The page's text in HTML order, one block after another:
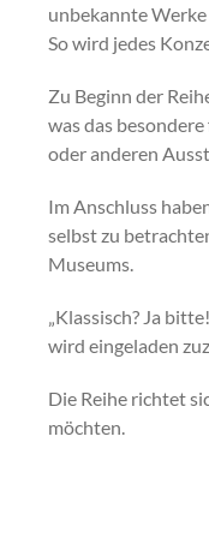
unbekannte
So wird jedes
Zu Beginn der
was das
oder anderen
Im Anschluss
selbst zu
Museums.
„Klassisch? Ja
wird eingeladen
Die Reihe richtet
möchten.